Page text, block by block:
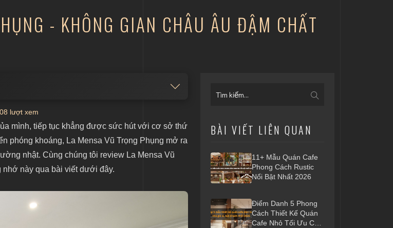
- KHÔNG GIAN CHÂU ÂU ĐẬM CHẤT
Phụng
Phụng
lượt xem
mình, tiếp tục khẳng được sức hút với cơ sở thứ
phóng khoáng, La Mensa Vũ Trọng Phụng mở ra
nhật. Cùng chúng tôi review La Mensa Vũ
nhớ này qua bài viết dưới đây.
BÀI VIẾT LIÊN QUAN
11+ Mẫu Quán Cafe
Phong Cách Rustic
Nổi Bật Nhất 2026
Điểm Danh 5 Phong
Cách Thiết Kế Quán
Cafe Nhỏ Tối Ưu Chi